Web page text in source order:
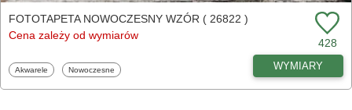
FOTOTAPETA NOWOCZESNY WZÓR ( 26822 )
Cena zależy od wymiarów
428
Fototapety
Akwarele Fototapety
Nowoczesne WYMIARY